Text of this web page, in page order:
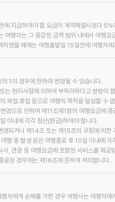
지급하여야 할 요금이 계약체결시보다 5%
여행자는 그 증감된 금액 범위 내에서 여행요
였을 때에는 여행출발일 15일전에 여행자
1의 경우에 한하여 변경될 수 있습니다.
는 현지사정에 의하여 부득이하다고 쌍방이
파업․휴업 등으로 여행의 목적을 달성할 수
으로 인하여 제11조제1항의 여행요금에
이내에 각각 정산(환급)하여야 합니다.
되거나 제14조 또는 제15조의 규정에 의한
행 중 발생 분은 여행종료 후 10일 이내에 각
, 관광 등 여행요금에 포함된 서비스를 제공
료된 경우에는 제16조에 준하여 처리합니다.
자에게 손해를 가한 경우 여행사는 여행자에